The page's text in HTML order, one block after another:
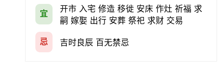
宜
开市 入宅 修造 移徙 安床 作灶 祈福 求
嗣 嫁娶 出行 安葬 祭祀 求财 交易
忌 吉时良辰 百无禁忌